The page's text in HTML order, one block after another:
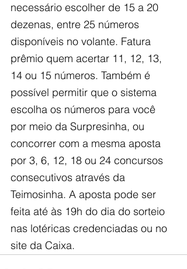
necessário escolher de 15 a 20
dezenas, entre 25 números
disponíveis no volante. Fatura
prêmio quem acertar 11, 12, 13,
14 ou 15 números. Também é
possível permitir que o sistema
escolha os números para você
por meio da Surpresinha, ou
concorrer com a mesma aposta
por 3, 6, 12, 18 ou 24 concursos
consecutivos através da
Teimosinha. A aposta pode ser
feita até às 19h do dia do sorteio
nas lotéricas credenciadas ou no
site da Caixa.